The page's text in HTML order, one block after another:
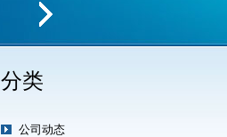
分类
公司动态